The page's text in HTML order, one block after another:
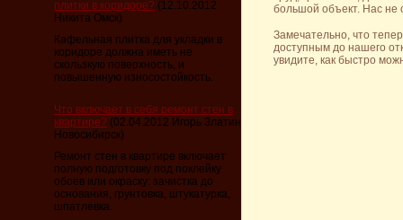
плитки в коридоре? (12.10.2012
Никита Омск)
Кафельная плитка для укладки в
коридоре должна иметь не
скользкую поверхность, и
повышенную износостойкость.
Что включает в себя ремонт стен в
квартире? (02.04.2012 Игорь Златин
Новосибирск)
Ремонт стен в квартире включает
полную подготовку под поклейку
обоев или окраску: зачистка до
основания, грунтовка, штукатурка,
шпатлевка.
большой объект. Нас не
Замечательно, что
доступным до нашего
увидите, как быстро